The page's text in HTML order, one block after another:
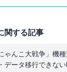
関する記事
にゃんこ大戦争」機
データ移行できな